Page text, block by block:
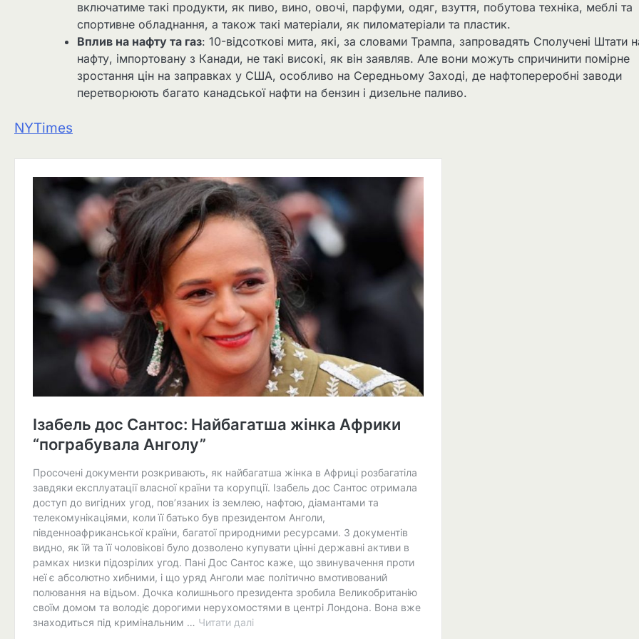
включатиме такі продукти, як пиво, вино, овочі, парфуми, одяг, взуття, побутова техніка, меблі та
спортивне обладнання, а також такі матеріали, як пиломатеріали та пластик.
Вплив на нафту та газ: 10-відсоткові мита, які, за словами Трампа, запровадять Сполучені Штати
нафту, імпортовану з Канади, не такі високі, як він заявляв. Але вони можуть спричинити помірне
зростання цін на заправках у США, особливо на Середньому Заході, де нафтопереробні заводи
перетворюють багато канадської нафти на бензин і дизельне паливо.
NYTimes